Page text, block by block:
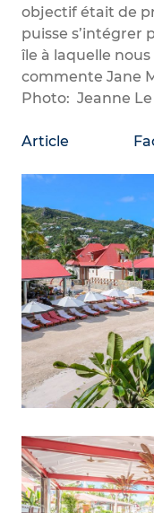
objectif était de
puisse s’intégrer
île à laquelle
commente Jane
Photo: Jeanne
Article